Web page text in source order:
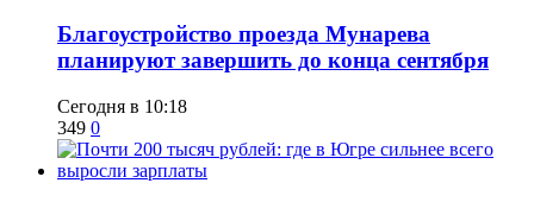
Благоустройство проезда Мунарева
планируют завершить до конца сентября
Сегодня в 10:18
349 0